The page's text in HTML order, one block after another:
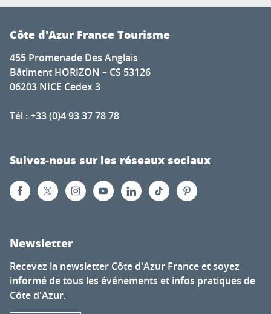
Côte d'Azur France Tourisme
455 Promenade Des Anglais
Bâtiment HORIZON – CS 53126
06203 NICE Cedex 3
Tél : +33 (0)4 93 37 78 78
Suivez-nous sur les réseaux sociaux
Newsletter
Recevez la newsletter Côte d'Azur France et soyez
informé de tous les événements et infos pratiques de
Côte d'Azur.